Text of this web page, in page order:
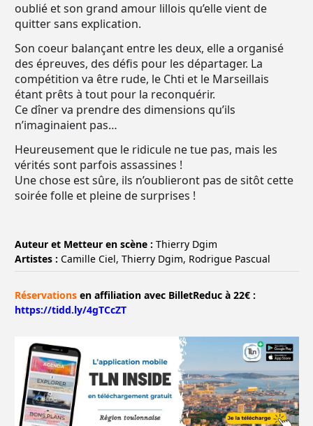
oublié et son grand amour lillois qu’elle vient de
quitter sans explication.
Son coeur balançant entre les deux, elle a organisé
des épreuves, des défis pour les départager. La
compétition va être rude, le Chti et le Marseillais
étant prêts à tout pour la reconquérir.
Ce dîner va prendre des dimensions qu’ils
n’imaginaient pas…
Heureusement que le ridicule ne tue pas, mais les
vérités sont parfois assassines !
Une chose est sûre, ils n’oublieront pas de sitôt cette
soirée folle et pleine de surprises !
Auteur et Metteur en scène : Thierry Dgim
Artistes : Camille Ciel, Thierry Dgim, Rodrigue Pascual
Réservations en affiliation avec BilletReduc à 22€ :
https://tidd.ly/4gTCcZT